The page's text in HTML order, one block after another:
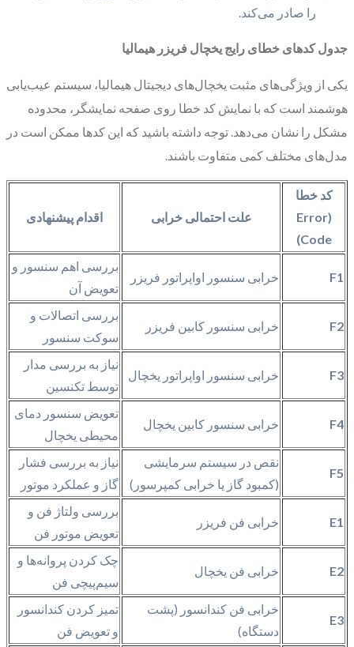
را صادر می‌کند.
جدول کدهای خطای رایج یخچال فریزر هیمالیا
یکی از ویژگی‌های مثبت یخچال‌های دیجیتال هیمالیا، سیستم عیب‌یابی
هوشمند است که با نمایش کد خطا روی صفحه نمایشگر، محدوده
مشکل را نشان می‌دهد. توجه داشته باشید که این کدها ممکن است در
مدل‌های مختلف کمی متفاوت باشند.
کد خطا
(Error
Code)
علت احتمالی خرابی اقدام پیشنهادی
F1 خرابی سنسور اواپراتور فریزر
بررسی اهم سنسور و
تعویض آن
F2 خرابی سنسور کابین فریزر
بررسی اتصالات و
سوکت سنسور
F3 خرابی سنسور اواپراتور یخچال
نیاز به بررسی مدار
توسط تکنسین
F4 خرابی سنسور کابین یخچال
تعویض سنسور دمای
محیطی یخچال
F5
نقص در سیستم سرمایشی
(کمبود گاز یا خرابی کمپرسور)
نیاز به بررسی فشار
گاز و عملکرد موتور
E1 خرابی فن فریزر
بررسی ولتاژ فن و
تعویض موتور فن
E2 خرابی فن یخچال
چک کردن پروانه‌ها و
سیم‌پیچی فن
E3
خرابی فن کندانسور (پشت
دستگاه)
تمیز کردن کندانسور
و تعویض فن